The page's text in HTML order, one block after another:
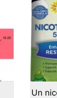
Un